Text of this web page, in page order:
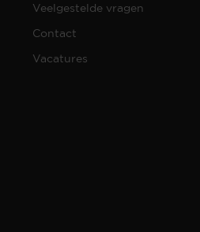
Veelgestelde vragen
Contact
Vacatures